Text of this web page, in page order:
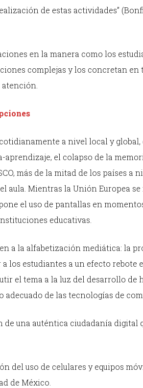
de estas actividades”
en la manera como los
complejas y los concretan en
a nivel local y
el colapso de la
más de la mitad de los países a
aula. Mientras la Unión Europea
el uso de pantallas en
educativas.
a la alfabetización mediática: la
los estudiantes a un efecto rebote
el tema a la luz del desarrollo de
de las tecnologías de
una auténtica ciudadanía digital
del uso de celulares y equipos
de México.